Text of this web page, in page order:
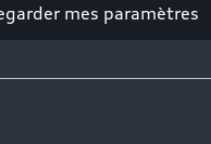
mes paramètres